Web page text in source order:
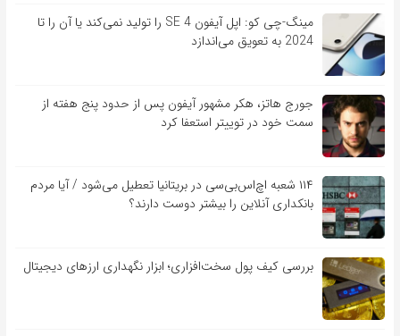
مینگ-چی کو: اپل آیفون SE 4 را تولید نمی‌کند یا آن را تا
2024 به تعویق می‌اندازد
جورج هاتز، هکر مشهور آیفون پس از حدود پنج هفته از
سمت خود در توییتر استعفا کرد
۱۱۴ شعبه اچ‌اس‌بی‌سی در بریتانیا تعطیل می‌شود / آیا مردم
بانکداری آنلاین را بیشتر دوست دارند؟
بررسی کیف‌ پول سخت‌افزاری؛ ابزار نگهداری ارزهای دیجیتال